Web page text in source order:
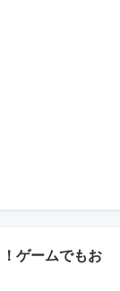
ゲームでもお